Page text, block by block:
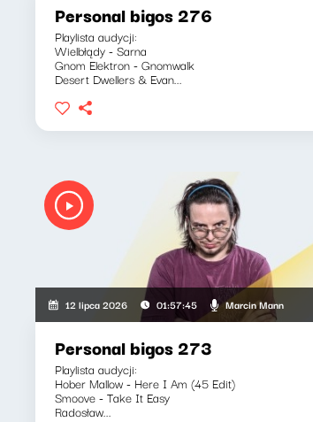
Personal bigos 276
Playlista audycji:
Wielbłądy - Sarna
Gnom Elektron - Gnomwalk
Desert Dwellers & Evan...
12 lipca 2026 01:57:45 Marcin Mann
Personal bigos 273
Playlista audycji:
Hober Mallow - Here I Am (45 Edit)
Smoove - Take It Easy
Radosław...